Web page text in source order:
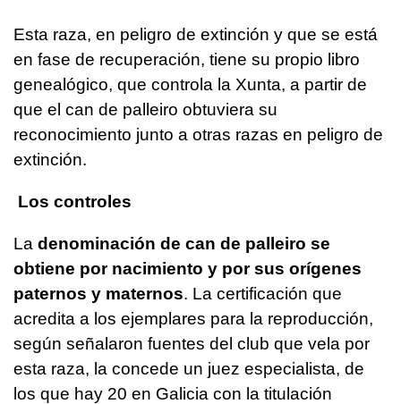
Esta raza, en peligro de extinción y que se está
en fase de recuperación, tiene su propio libro
genealógico, que controla la Xunta, a partir de
que el can de palleiro obtuviera su
reconocimiento junto a otras razas en peligro de
extinción.
Los controles
La denominación de can de palleiro se
obtiene por nacimiento y por sus orígenes
paternos y maternos. La certificación que
acredita a los ejemplares para la reproducción,
según señalaron fuentes del club que vela por
esta raza, la concede un juez especialista, de
los que hay 20 en Galicia con la titulación